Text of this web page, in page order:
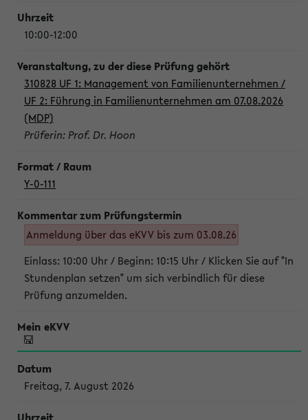
10:00-12:00
310828 UF 1: Management von Familienunternehmen /
UF 2: Führung in Familienunternehmen am 07.08.2026
(MDP)
Prüferin: Prof. Dr. Hoon
Y-0-111
Anmeldung über das eKVV bis zum 03.08.26
Einlass: 10:00 Uhr / Beginn: 10:15 Uhr / Klicken Sie auf "In
Stundenplan setzen" um sich verbindlich für diese
Prüfung anzumelden.
Freitag, 7. August 2026